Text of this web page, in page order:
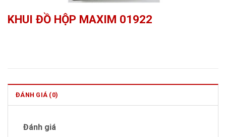
KHUI ĐỒ HỘP MAXIM 01922
ĐÁNH GIÁ (0)
Đánh giá